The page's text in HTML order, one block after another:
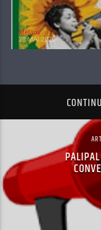
Mélany
28 MAI 2026